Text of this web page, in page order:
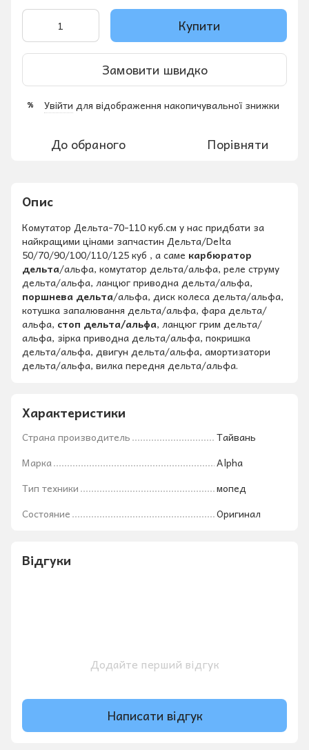
Купити
Замовити швидко
% Увійти для відображення накопичувальної знижки
До обраного Порівняти
Опис
Комутатор Дельта-70-110 куб.см у нас придбати за
найкращими цінами запчастин Дельта/Delta
50/70/90/100/110/125 куб , а саме карбюратор
дельта/альфа, комутатор дельта/альфа, реле струму
дельта/альфа, ланцюг приводна дельта/альфа,
поршнева дельта/альфа, диск колеса дельта/альфа,
котушка запалювання дельта/альфа, фара дельта/
альфа, стоп дельта/альфа, ланцюг грим дельта/
альфа, зірка приводна дельта/альфа, покришка
дельта/альфа, двигун дельта/альфа, амортизатори
дельта/альфа, вилка передня дельта/альфа.
Характеристики
Страна производитель
Тайвань
Марка
Alpha
Тип техники
мопед
Состояние
Оригинал
Відгуки
Додайте перший відгук
Написати відгук